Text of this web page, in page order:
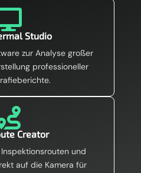
Studio
zur Analyse großer
professioneller
Creator
und
auf die Kamera für